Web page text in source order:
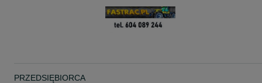
ZAPRASZAMY DO WSPÓŁPRACY
PRZEDSIĘBIORCA